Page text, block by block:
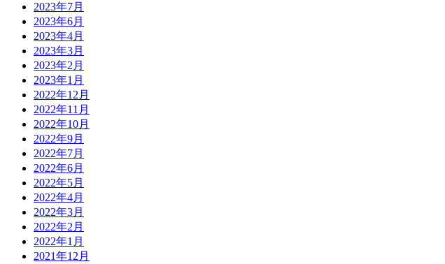
2023年7月
2023年6月
2023年4月
2023年3月
2023年2月
2023年1月
2022年12月
2022年11月
2022年10月
2022年9月
2022年7月
2022年6月
2022年5月
2022年4月
2022年3月
2022年2月
2022年1月
2021年12月